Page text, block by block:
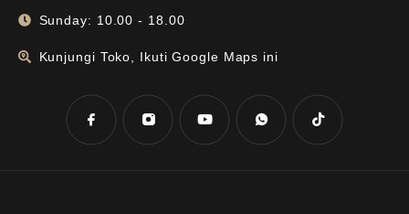
Sunday: 10.00 - 18.00
Kunjungi Toko, Ikuti Google Maps ini